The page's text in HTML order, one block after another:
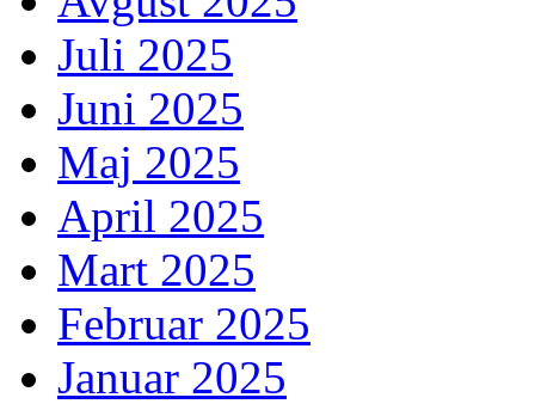
Juli 2025
Juni 2025
Maj 2025
April 2025
Mart 2025
Februar 2025
Januar 2025